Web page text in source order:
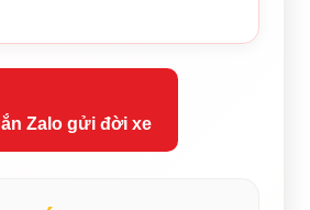
Zalo gửi đời xe